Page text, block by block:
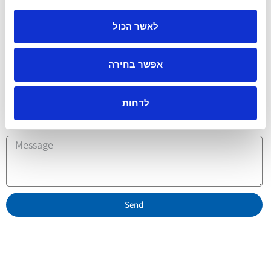
לאשר הכול
אפשר בחירה
לדחות
Name
Phone
Email
Message
Send